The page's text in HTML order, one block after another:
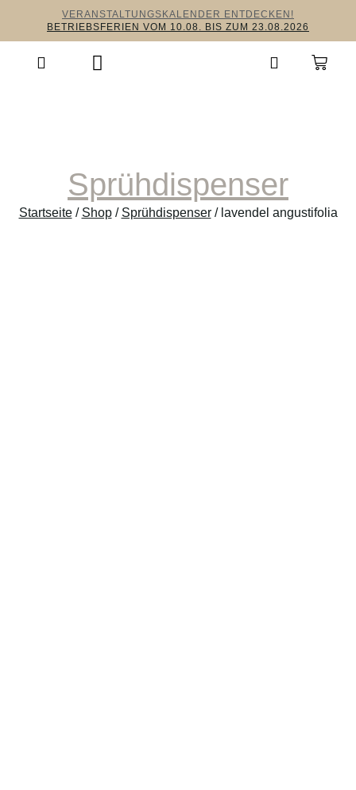
VERANSTALTUNGSKALENDER ENTDECKEN!
BETRIEBSFERIEN VOM 10.08. BIS ZUM 23.08.2026
Sprühdispenser
Startseite/ Shop/ Sprühdispenser/ lavendel angustifolia